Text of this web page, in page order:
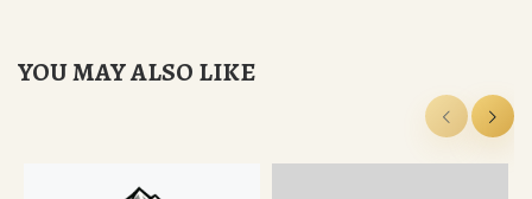
YOU MAY ALSO LIKE